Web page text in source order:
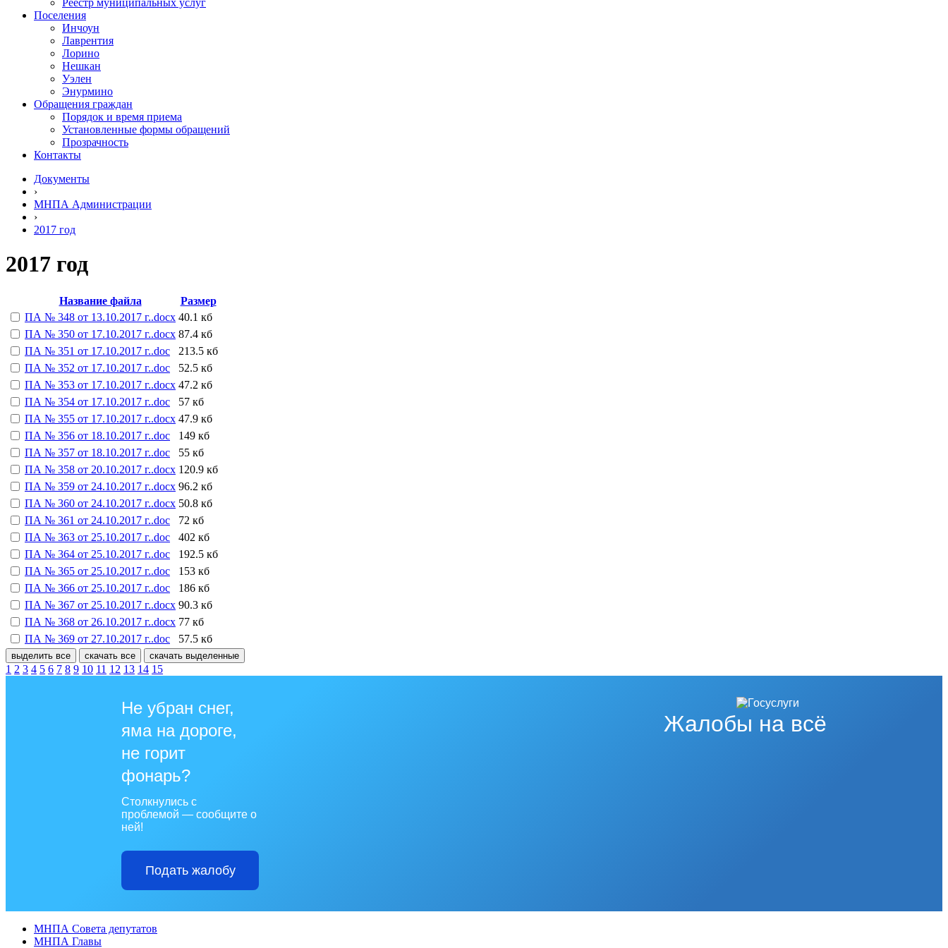
Реестр муниципальных услуг
Поселения
Инчоун
Лаврентия
Лорино
Нешкан
Уэлен
Энурмино
Обращения граждан
Порядок и время приема
Установленные формы обращений
Прозрачность
Контакты
Документы
›
МНПА Администрации
›
2017 год
2017 год
Название файла
Размер
ПА № 348 от 13.10.2017 г..docx 40.1 кб
ПА № 350 от 17.10.2017 г..docx 87.4 кб
ПА № 351 от 17.10.2017 г..doc
213.5 кб
ПА № 352 от 17.10.2017 г..doc
52.5 кб
ПА № 353 от 17.10.2017 г..docx 47.2 кб
ПА № 354 от 17.10.2017 г..doc
57 кб
ПА № 355 от 17.10.2017 г..docx 47.9 кб
ПА № 356 от 18.10.2017 г..doc
149 кб
ПА № 357 от 18.10.2017 г..doc
55 кб
ПА № 358 от 20.10.2017 г..docx 120.9 кб
ПА № 359 от 24.10.2017 г..docx 96.2 кб
ПА № 360 от 24.10.2017 г..docx 50.8 кб
ПА № 361 от 24.10.2017 г..doc
72 кб
ПА № 363 от 25.10.2017 г..doc
402 кб
ПА № 364 от 25.10.2017 г..doc
192.5 кб
ПА № 365 от 25.10.2017 г..doc
153 кб
ПА № 366 от 25.10.2017 г..doc
186 кб
ПА № 367 от 25.10.2017 г..docx 90.3 кб
ПА № 368 от 26.10.2017 г..docx 77 кб
ПА № 369 от 27.10.2017 г..doc
57.5 кб
выделить все скачать все скачать выделенные
1 2 3 4 5 6 7 8 9 10 11 12 13 14 15
Жалобы на всё
Не убран снег,
яма на дороге,
не горит
фонарь?
Столкнулись с
проблемой — сообщите о
ней!
Подать жалобу
МНПА Совета депутатов
МНПА Главы